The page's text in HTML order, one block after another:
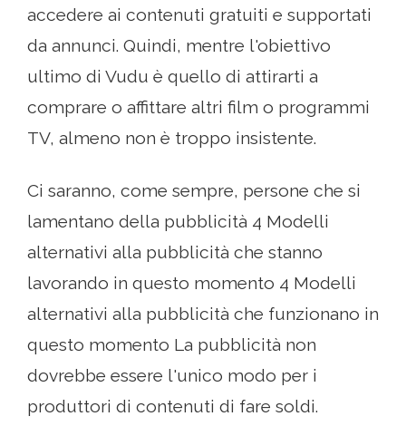
accedere ai contenuti gratuiti e supportati
da annunci. Quindi, mentre l'obiettivo
ultimo di Vudu è quello di attirarti a
comprare o affittare altri film o programmi
TV, almeno non è troppo insistente.
Ci saranno, come sempre, persone che si
lamentano della pubblicità 4 Modelli
alternativi alla pubblicità che stanno
lavorando in questo momento 4 Modelli
alternativi alla pubblicità che funzionano in
questo momento La pubblicità non
dovrebbe essere l'unico modo per i
produttori di contenuti di fare soldi.